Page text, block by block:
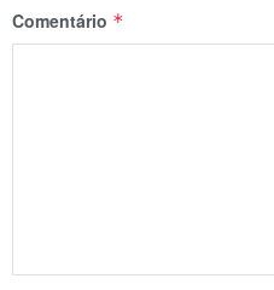
Comentário *